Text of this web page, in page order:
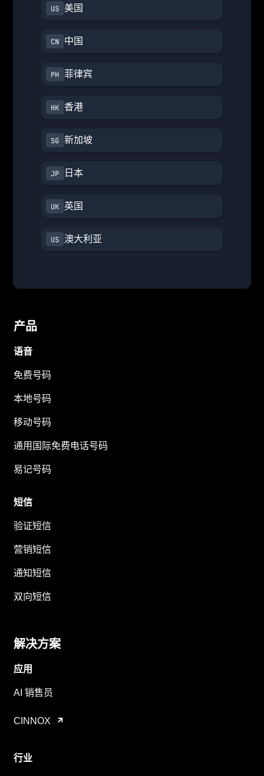
美国
中国
菲律宾
香港
新加坡
日本
英国
澳大利亚
产品
语音
免费号码
本地号码
移动号码
通用国际免费电话号码
易记号码
短信
验证短信
营销短信
通知短信
双向短信
解决方案
应用
AI 销售员
CINNOX
行业